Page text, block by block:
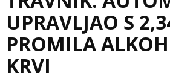
UPRAVLJAO S
PROMILA
KRVI